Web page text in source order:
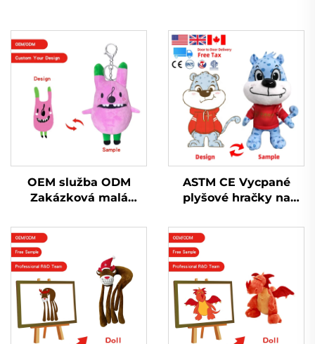
OEM služba ODM
Zakázková malá
přívěskem na klíče
Vycpaná plyšová
hračka s přívěskem na
klíče pro propagaci
ASTM CE Vycpané
plyšové hračky na
vycpané plyšové
hračky na prodej